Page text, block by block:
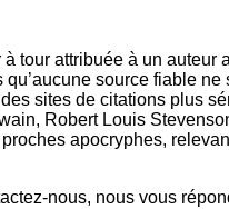
tour attribuée à un
source fiable
sites de citations plus
Robert Louis
apocryphes,
nous, nous vous